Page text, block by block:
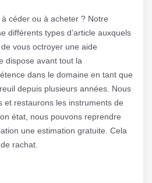
céder ou à acheter ? Notre
différents types d’article auxquels
vous octroyer une aide
dispose avant tout la
dans le domaine en tant que
depuis plusieurs années. Nous
et restaurons les instruments de
état, nous pouvons reprendre
une estimation gratuite. Cela
rachat.